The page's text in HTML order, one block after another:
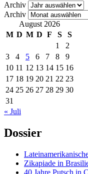
Archiv
Archiv
August 2026
M D M D F S
S
1
2
3
4 5 6 7 8
9
10 11 12 13 14 15 16
17 18 19 20 21 22 23
24 25 26 27 28 29 30
31
« Juli
Dossier
Zikapiade in
40 Jahre Putsch in